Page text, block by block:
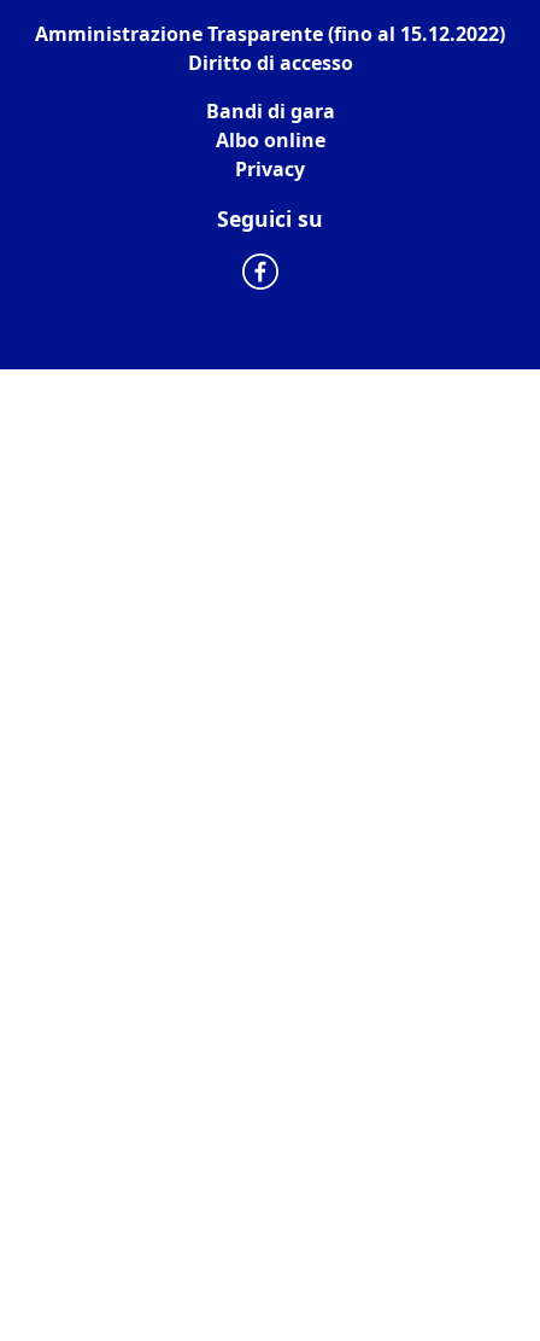
Amministrazione Trasparente (fino al 15.12.2022)
Diritto di accesso
Bandi di gara
Albo online
Privacy
Seguici su